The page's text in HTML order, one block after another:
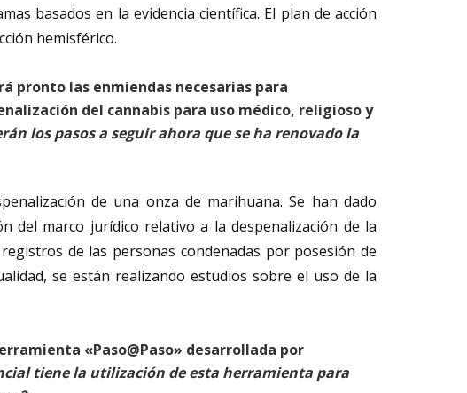
basados en la evidencia científica. El plan de acción
hemisférico.
pronto las enmiendas necesarias para
del cannabis para uso médico, religioso y
los pasos a seguir ahora que se ha renovado la
de una onza de marihuana. Se han dado
del marco jurídico relativo a la despenalización de la
de las personas condenadas por posesión de
se están realizando estudios sobre el uso de la
«Paso@Paso» desarrollada por
tiene la utilización de esta herramienta para